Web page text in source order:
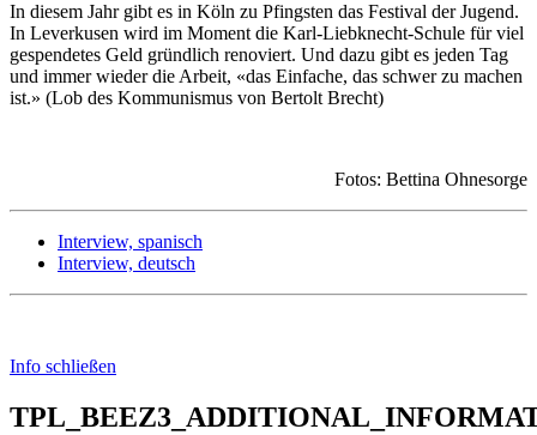
In diesem Jahr gibt es in Köln zu Pfingsten das Festival der Jugend.
In Leverkusen wird im Moment die Karl-Liebknecht-Schule für viel
gespendetes Geld gründlich renoviert. Und dazu gibt es jeden Tag
und immer wieder die Arbeit, «das Einfache, das schwer zu machen
ist.» (Lob des Kommunismus von Bertolt Brecht)
Fotos: Bettina Ohnesorge
Interview, spanisch
Interview, deutsch
Info schließen